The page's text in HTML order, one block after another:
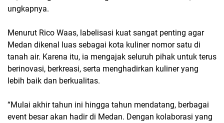
ungkapnya.
Menurut Rico Waas, labelisasi kuat sangat penting agar
Medan dikenal luas sebagai kota kuliner nomor satu di
tanah air. Karena itu, ia mengajak seluruh pihak untuk terus
berinovasi, berkreasi, serta menghadirkan kuliner yang
lebih baik dan berkualitas.
“Mulai akhir tahun ini hingga tahun mendatang, berbagai
event besar akan hadir di Medan. Dengan kolaborasi yang